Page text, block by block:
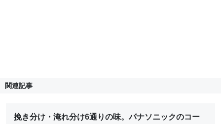
関連記事
挽き分け・淹れ分け6通りの味。パナソニックのコー